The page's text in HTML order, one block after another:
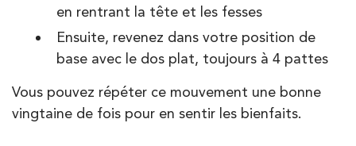
en rentrant la tête et les fesses
Ensuite, revenez dans votre position de
base avec le dos plat, toujours à 4 pattes
Vous pouvez répéter ce mouvement une bonne
vingtaine de fois pour en sentir les bienfaits.
PRENDRE RDV
PRENDRE RDV
Kinésithérapie Balnéothérapie